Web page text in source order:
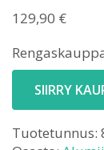
129,90 €
SIIRRY
Tuotetunnus: